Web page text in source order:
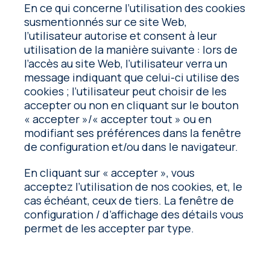
En ce qui concerne l’utilisation des cookies
susmentionnés sur ce site Web,
l’utilisateur autorise et consent à leur
utilisation de la manière suivante : lors de
l’accès au site Web, l’utilisateur verra un
message indiquant que celui-ci utilise des
cookies ; l’utilisateur peut choisir de les
accepter ou non en cliquant sur le bouton
« accepter »/« accepter tout » ou en
modifiant ses préférences dans la fenêtre
de configuration et/ou dans le navigateur.
En cliquant sur « accepter », vous
acceptez l’utilisation de nos cookies, et, le
cas échéant, ceux de tiers. La fenêtre de
configuration / d’affichage des détails vous
permet de les accepter par type.